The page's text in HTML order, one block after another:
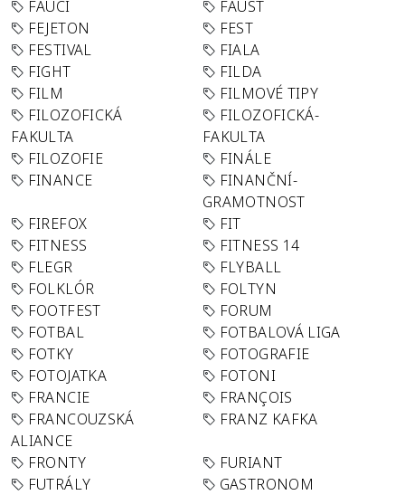
FAUCI
FAUST
FEJETON
FEST
FESTIVAL
FIALA
FIGHT
FILDA
FILM
FILMOVÉ TIPY
FILOZOFICKÁ
FAKULTA
FILOZOFICKÁ-
FAKULTA
FILOZOFIE
FINÁLE
FINANCE
FINANČNÍ-
GRAMOTNOST
FIREFOX
FIT
FITNESS
FITNESS 14
FLEGR
FLYBALL
FOLKLÓR
FOLTYN
FOOTFEST
FORUM
FOTBAL
FOTBALOVÁ LIGA
FOTKY
FOTOGRAFIE
FOTOJATKA
FOTONI
FRANCIE
FRANÇOIS
FRANCOUZSKÁ
ALIANCE
FRANZ KAFKA
FRONTY
FURIANT
FUTRÁLY
GASTRONOM